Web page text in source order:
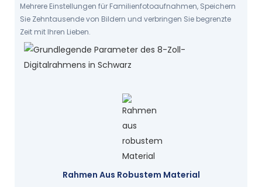
Mehrere Einstellungen für Familienfotoaufnahmen, Speichern
Sie Zehntausende von Bildern und verbringen Sie begrenzte
Zeit mit Ihren Lieben.
Rahmen Aus Robustem Material